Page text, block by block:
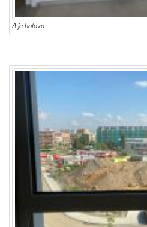
A je hotovo